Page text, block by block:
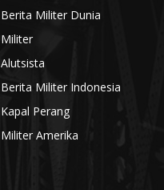
Berita Militer Dunia
Militer
Alutsista
Berita Militer Indonesia
Kapal Perang
Militer Amerika